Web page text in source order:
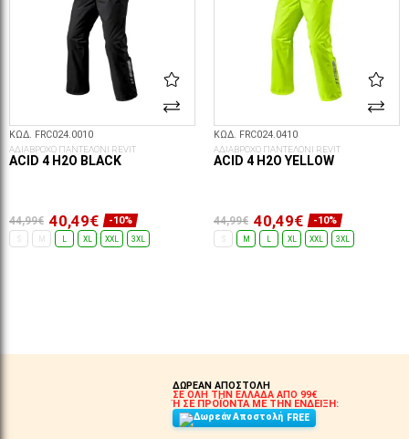
ΚΩΔ. FRC024.0010
ΑΔΙΑΒΡΟΧΟ ΠΑΝΤΕΛΟΝΙ REVIT
ACID 4 H2O BLACK
44,99€ 40,49€ -10%
S XL XXL 3XL
ΚΩΔ. FRC024.0410
ΑΔΙΑΒΡΟΧΟ ΠΑΝΤΕΛΟΝΙ REVIT
ACID 4 H2O YELLOW
44,99€ 40,49€ -10%
S M XL XXL 3XL
ΔΩΡΕΑΝ ΑΠΟΣΤΟΛΗ
ΣΕ ΟΛΗ ΤΗΝ ΕΛΛΑΔΑ ΑΠΟ 99€
Ή ΣΕ ΠΡΟΪΟΝΤΑ ΜΕ ΤΗΝ ΕΝΔΕΙΞΗ:
FREE